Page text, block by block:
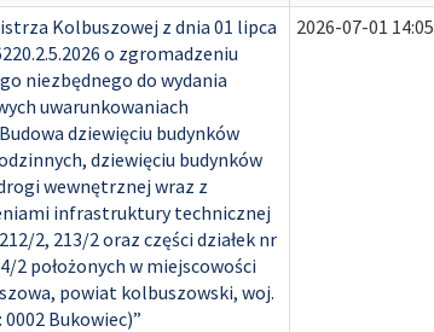
Kolbuszowej z dnia 01 lipca
o zgromadzeniu
niezbędnego do wydania
uwarunkowaniach
dziewięciu budynków
dziewięciu budynków
wewnętrznej wraz z
infrastruktury technicznej
2, 213/2 oraz części działek nr
2 położonych w miejscowości
powiat kolbuszowski, woj.
Bukowiec)”
2026-07-01 14:05